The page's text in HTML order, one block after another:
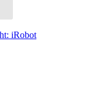
iRobot